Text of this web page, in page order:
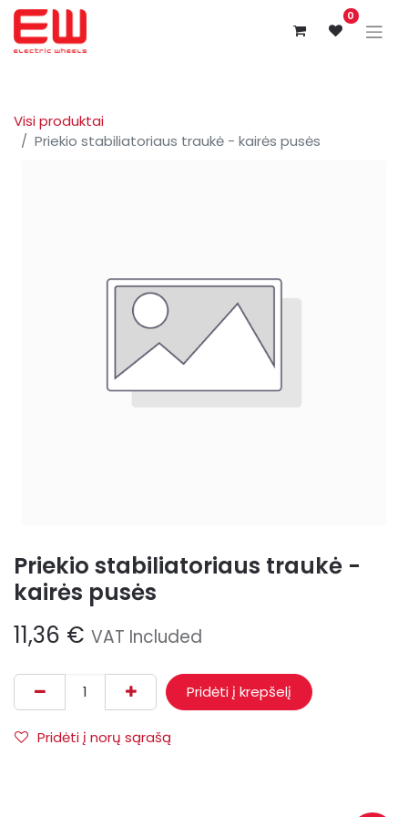
0
Visi produktai
Priekio stabiliatoriaus traukė - kairės pusės
Priekio stabiliatoriaus traukė -
kairės pusės
11,36 € VAT Included
Pridėti į krepšelį
Pridėti į norų sąrašą